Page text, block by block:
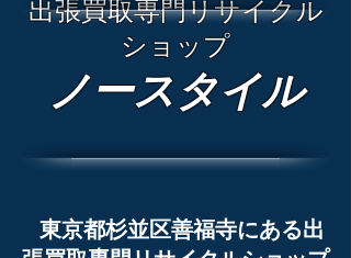
出張買取専門リサイクル
ショップ
ノースタイル
東京都杉並区善福寺にある出